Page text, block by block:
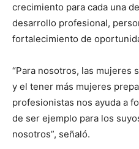
crecimiento para cada una
desarrollo profesional,
fortalecimiento de
“Para nosotros, las mujeres
y el tener más mujeres
profesionistas nos ayuda a
de ser ejemplo para los
nosotros”, señaló.